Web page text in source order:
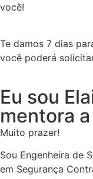
você!
Te damos 7 dias
você poderá
Eu sou
mentora
Muito prazer!
Sou Engenheira de
em Segurança